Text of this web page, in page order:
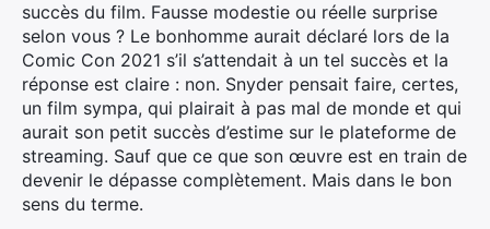
succès du film. Fausse modestie ou réelle surprise
selon vous ? Le bonhomme aurait déclaré lors de la
Comic Con 2021 s’il s’attendait à un tel succès et la
réponse est claire : non. Snyder pensait faire, certes,
un film sympa, qui plairait à pas mal de monde et qui
aurait son petit succès d’estime sur le plateforme de
streaming. Sauf que ce que son œuvre est en train de
devenir le dépasse complètement. Mais dans le bon
sens du terme.